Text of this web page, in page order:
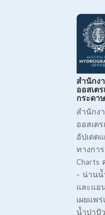
สำนักง
ออสเต
กระดาษ
สำนักง
ออสเต
อัปเดต
ทางกา
Charts
- น่านน้
และแอ
เผยแพ
น้ำปาปั